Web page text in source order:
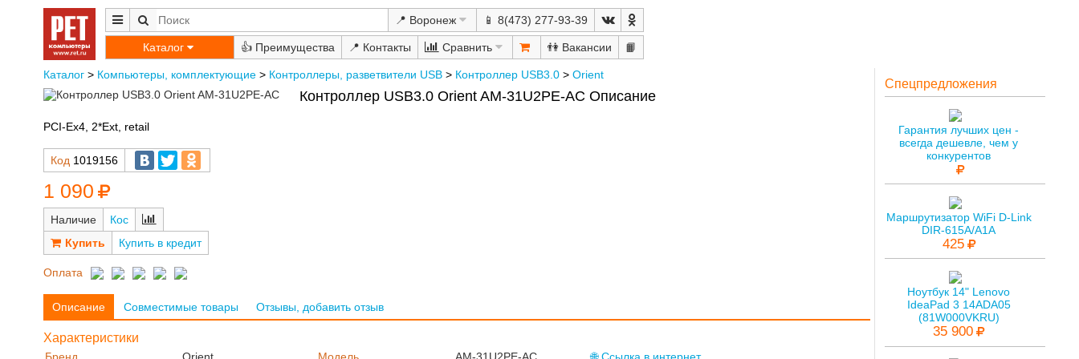
📍 Воронеж 📱 8(473) 277-93-39
Каталог 👍 📍 Сравнить 👫 📙
Каталог> Компьютеры, комплектующие> Контроллеры, разветвители USB> Контроллер USB3.0> Orient
Контроллер USB3.0 Orient AM-31U2PE-AС Описание
PCI-Ex4, 2*Ext, retail
Код 1019156
1 090
Наличие
Кос
Купить в кредит
Оплата
Описание Совместимые товары Отзывы, добавить отзыв
Характеристики
Бренд Orient Модель AM-31U2PE-AС 🌐 Ссылка в интернет
Спецпредложения
Гарантия лучших цен -
всегда дешевле, чем у
конкурентов
Маршрутизатор WiFi D-Link
DIR-615A/A1A
425
Ноутбук 14" Lenovo
IdeaPad 3 14ADA05
(81W000VKRU)
35 900